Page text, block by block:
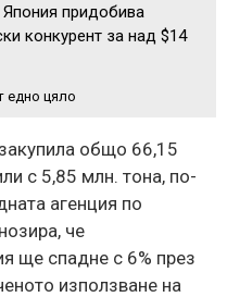
придобива
конкурент за над $14
едно цяло
общо 66,15
с 5,85 млн. тона, по-
агенция по
че
ще спадне с 6% през
използване на